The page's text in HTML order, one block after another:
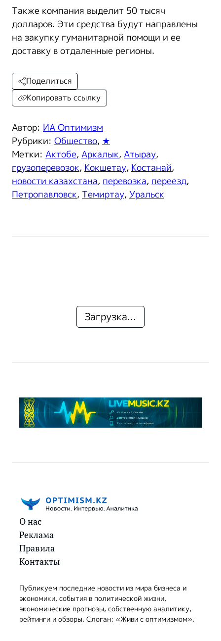
Также компания выделит 50 тысяч
долларов. Эти средства будут направлены
на закупку гуманитарной помощи и ее
доставку в отдаленные регионы.
Автор: ИА Оптимизм
Рубрики: Общество, ★
Метки: Актобе, Аркалык, Атырау,
грузоперевозок, Кокшетау, Костанай,
новости казахстана, перевозка, переезд,
Петропавловск, Темиртау, Уральск
Поделиться
Копировать ссылку
Загрузка...
О нас
Реклама
Правила
Контакты
Публикуем последние новости из мира бизнеса и
экономики, события в политической жизни,
экономические прогнозы, собственную аналитику,
рейтинги и обзоры. Слоган: «Живи с оптимизмом».